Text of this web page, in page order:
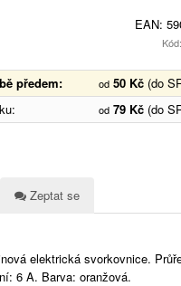
EAN:
předem: od 50 Kč (do
od 79 Kč (do
Zeptat se
elektrická svorkovnice.
6 A. Barva: oranžová.